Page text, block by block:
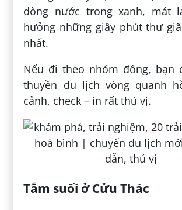
dòng nước trong xanh, mát
hưởng những giây phút thư
nhất.
Nếu đi theo nhóm đông, bạn
thuyền du lịch vòng quanh
cảnh, check – in rất thú vị.
Tắm suối ở Cửu Thác